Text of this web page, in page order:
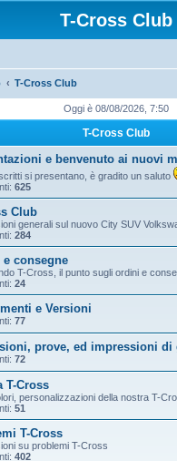
T-Cross Club
T-Cross Club
Oggi è 08/08/2026, 7:50
T-Cross Club
e benvenuto ai nuovi
si presentano, è gradito un saluto
625
Club
generali sul nuovo City SUV
284
consegne
T-Cross, il punto sugli ordini e
24
e Versioni
77
prove, ed impressioni di
72
T-Cross
personalizzazioni della nostra T-
51
T-Cross
su problemi T-Cross
402